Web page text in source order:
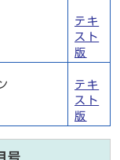
テキ
スト
版
テキ
スト
版
号